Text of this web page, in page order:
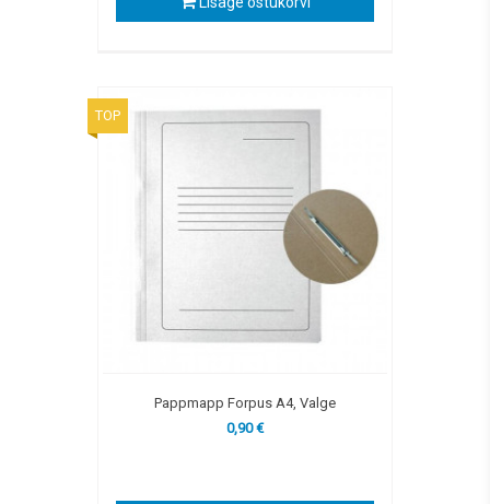
TOP
Pappmapp Forpus A4, Valge
0,90 €